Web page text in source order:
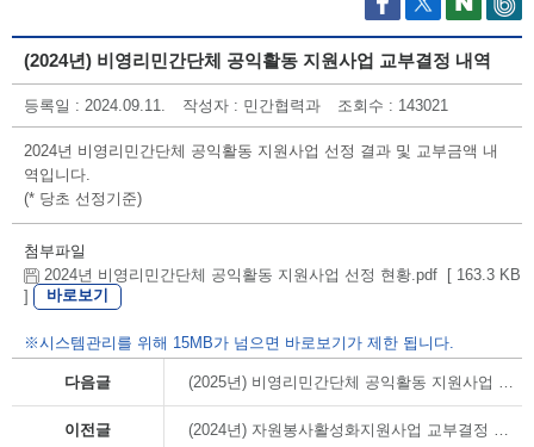
(2024년) 비영리민간단체 공익활동 지원사업 교부결정 내역
등록일 : 2024.09.11. 작성자 : 민간협력과 조회수 : 143021
2024년 비영리민간단체 공익활동 지원사업 선정 결과 및 교부금액 내
역입니다.
(* 당초 선정기준)
첨부파일
2024년 비영리민간단체 공익활동 지원사업 선정 현황.pdf [ 163.3 KB
]
바로보기
※시스템관리를 위해 15MB가 넘으면 바로보기가 제한 됩니다.
다음글 (2025년) 비영리민간단체 공익활동 지원사업 교부결정 내역
이전글 (2024년) 자원봉사활성화지원사업 교부결정 내역